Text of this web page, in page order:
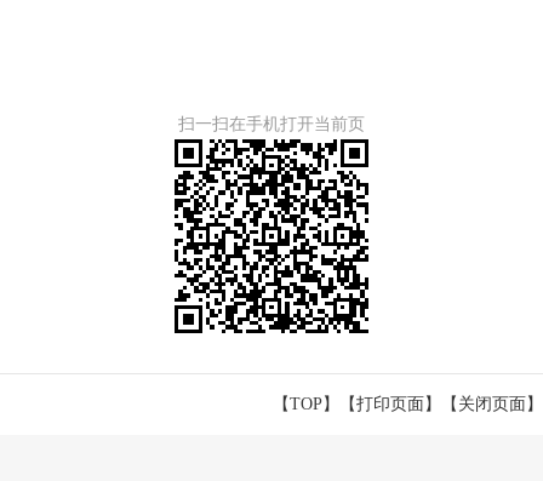
扫一扫在手机打开当前页
【TOP】 【打印页面】【 关闭页面】